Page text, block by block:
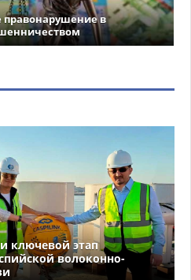
правонарушение в
ключевой этап
волоконно-